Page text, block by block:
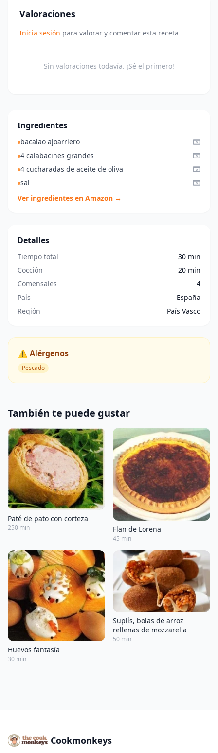
Valoraciones
Inicia sesión para valorar y comentar esta receta.
Sin valoraciones todavía. ¡Sé el primero!
Ingredientes
bacalao ajoarriero
4 calabacines grandes
4 cucharadas de aceite de oliva
sal
Ver ingredientes en Amazon →
Detalles
Tiempo total
30 min
Cocción
20 min
Comensales
4
País
España
Región
País Vasco
⚠️ Alérgenos
Pescado
También te puede gustar
Paté de pato con corteza
250 min Flan de Lorena
45 min
Huevos fantasía
30 min
Suplís, bolas de arroz
rellenas de mozzarella
50 min
Cookmonkeys